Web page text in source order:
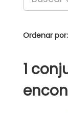
Ordenar por
1